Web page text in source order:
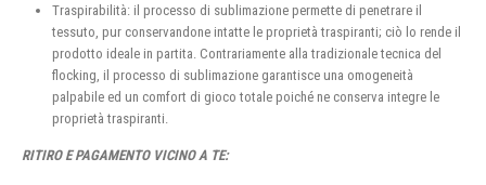
Traspirabilità: il processo di sublimazione permette di penetrare il
tessuto, pur conservandone intatte le proprietà traspiranti; ciò lo rende il
prodotto ideale in partita. Contrariamente alla tradizionale tecnica del
flocking, il processo di sublimazione garantisce una omogeneità
palpabile ed un comfort di gioco totale poiché ne conserva integre le
proprietà traspiranti.
RITIRO E PAGAMENTO VICINO A TE: